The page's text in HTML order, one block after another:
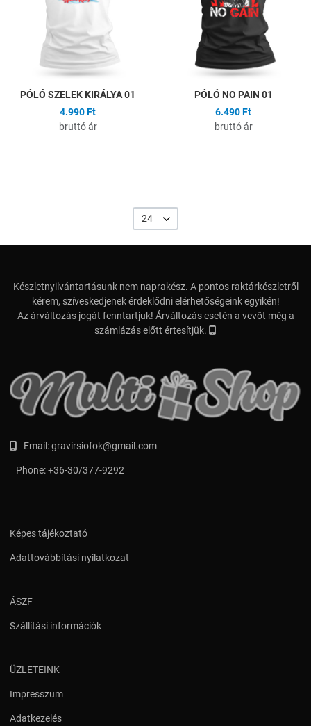
PÓLÓ SZELEK KIRÁLYA 01
4.990 Ft
bruttó ár
PÓLÓ NO PAIN 01
6.490 Ft
bruttó ár
24
Készletnyilvántartásunk nem naprakész. A pontos raktárkészletről
kérem, szíveskedjenek érdeklődni elérhetőségeink egyikén!
Az árváltozás jogát fenntartjuk! Árváltozás esetén a vevőt még a
számlázás előtt értesítjük.
Email:gravirsiofok@gmail.com
Phone:+36-30/377-9292
Képes tájékoztató
Adattovábbítási nyilatkozat
ÁSZF
Szállítási információk
ÜZLETEINK
Impresszum
Adatkezelés